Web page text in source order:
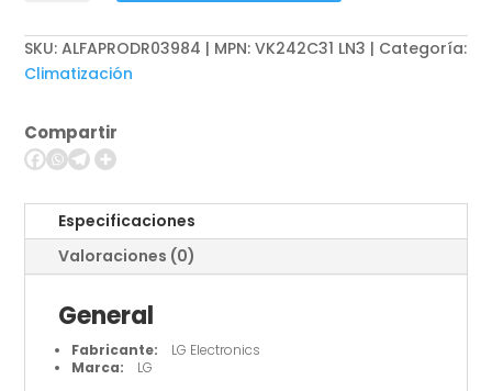
conditioner
-
24
Inverter
cantidad
SKU:ALFAPRODR03984 | MPN: VK242C31 LN3
Categoría:
Climatización
Compartir
Especificaciones
Valoraciones (0)
General
Fabricante: LG Electronics
Marca: LG